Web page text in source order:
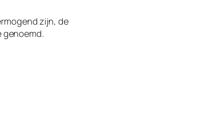
zijn, de
genoemd.